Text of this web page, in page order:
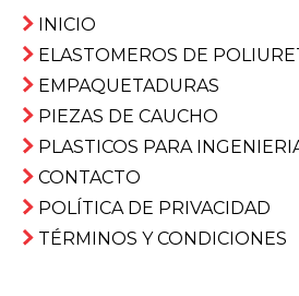
INICIO
ELASTOMEROS DE
EMPAQUETADURAS
PIEZAS DE CAUCHO
PLASTICOS PARA
CONTACTO
POLÍTICA DE PRIVACIDAD
TÉRMINOS Y CONDICIONES